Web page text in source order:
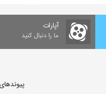
آپارات
ما را دنبال کنید